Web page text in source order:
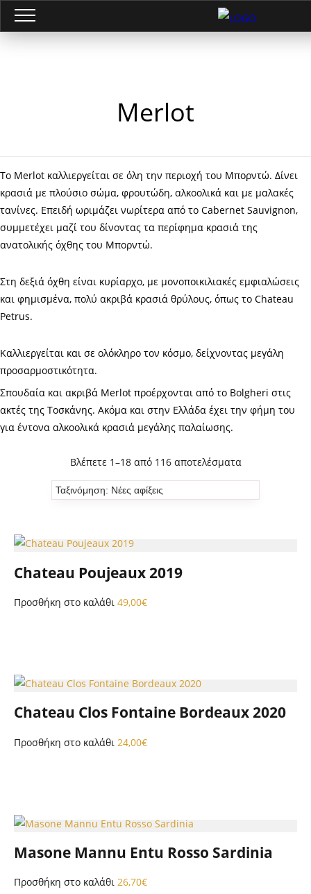
Merlot
Το Merlot καλλιεργείται σε όλη την περιοχή του Μπορντώ. Δίνει
κρασιά με πλούσιο σώμα, φρουτώδη, αλκοολικά και με μαλακές
τανίνες. Επειδή ωριμάζει νωρίτερα από το Cabernet Sauvignon,
συμμετέχει μαζί του δίνοντας τα περίφημα κρασιά της
ανατολικής όχθης του Μπορντώ.
Στη δεξιά όχθη είναι κυρίαρχο, με μονοποικιλιακές εμφιαλώσεις
και φημισμένα, πολύ ακριβά κρασιά θρύλους, όπως το Chateau
Petrus.
Καλλιεργείται και σε ολόκληρο τον κόσμο, δείχνοντας μεγάλη
προσαρμοστικότητα.
Σπουδαία και ακριβά Merlot προέρχονται από το Bolgheri στις
ακτές της Τοσκάνης. Ακόμα και στην Ελλάδα έχει την φήμη του
για έντονα αλκοολικά κρασιά μεγάλης παλαίωσης.
Βλέπετε 1–18 από 116 αποτελέσματα
Chateau Poujeaux 2019
Προσθήκη στο καλάθι 49,00€
Chateau Clos Fontaine Bordeaux 2020
Προσθήκη στο καλάθι 24,00€
Masone Mannu Entu Rosso Sardinia
Προσθήκη στο καλάθι 26,70€